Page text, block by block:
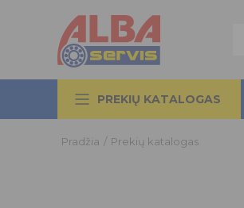
PREKIŲ KATALOGAS
Pradžia / Prekių katalogas